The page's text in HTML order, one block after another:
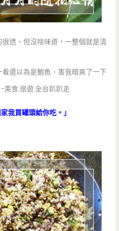
透，但沒啥味道，一整個就是清
還以為是鮑魚，害我暗爽了一下
我買罐頭給你吃。」